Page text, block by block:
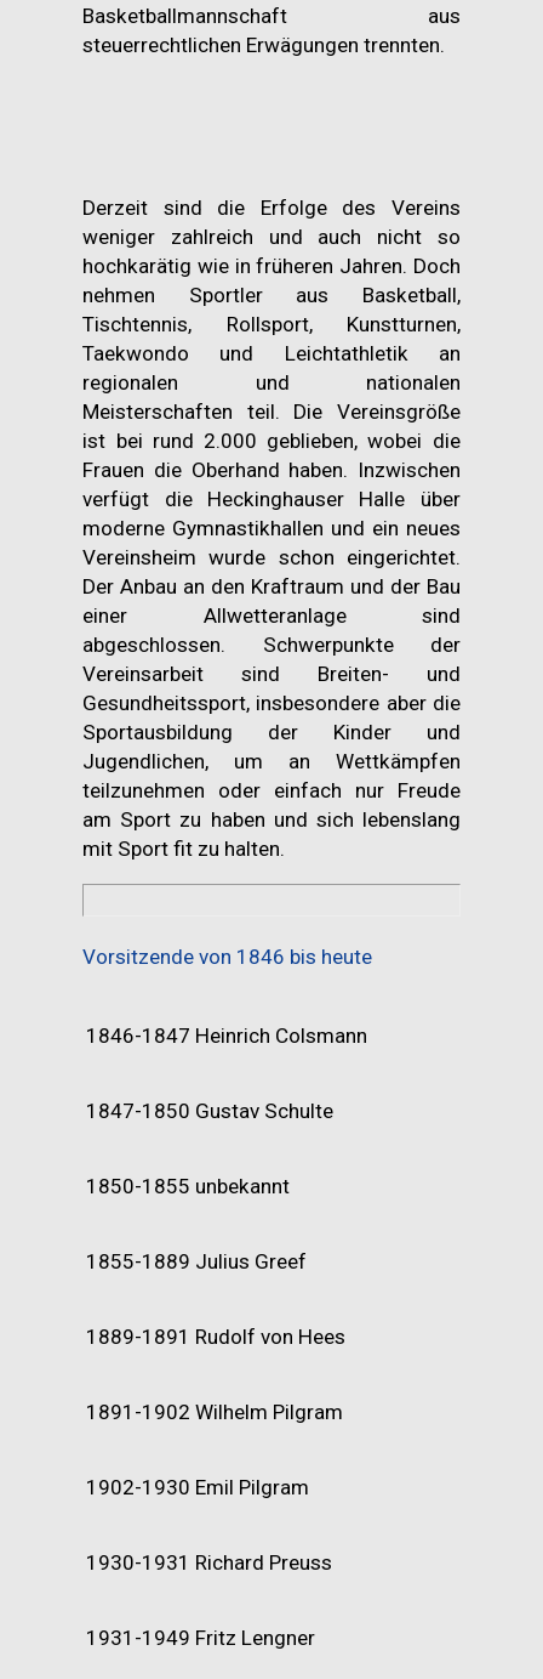
Basketballmannschaft aus
steuerrechtlichen Erwägungen trennten.
Derzeit sind die Erfolge des Vereins
weniger zahlreich und auch nicht so
hochkarätig wie in früheren Jahren. Doch
nehmen Sportler aus Basketball,
Tischtennis, Rollsport, Kunstturnen,
Taekwondo und Leichtathletik an
regionalen und nationalen
Meisterschaften teil. Die Vereinsgröße
ist bei rund 2.000 geblieben, wobei die
Frauen die Oberhand haben. Inzwischen
verfügt die Heckinghauser Halle über
moderne Gymnastikhallen und ein neues
Vereinsheim wurde schon eingerichtet.
Der Anbau an den Kraftraum und der Bau
einer Allwetteranlage sind
abgeschlossen. Schwerpunkte der
Vereinsarbeit sind Breiten- und
Gesundheitssport, insbesondere aber die
Sportausbildung der Kinder und
Jugendlichen, um an Wettkämpfen
teilzunehmen oder einfach nur Freude
am Sport zu haben und sich lebenslang
mit Sport fit zu halten.
Vorsitzende von 1846 bis heute
1846-1847 Heinrich Colsmann
1847-1850 Gustav Schulte
1850-1855 unbekannt
1855-1889 Julius Greef
1889-1891 Rudolf von Hees
1891-1902 Wilhelm Pilgram
1902-1930 Emil Pilgram
1930-1931 Richard Preuss
1931-1949 Fritz Lengner